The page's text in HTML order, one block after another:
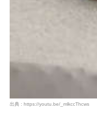
出典 : https://youtu.be/_mlkccThcws